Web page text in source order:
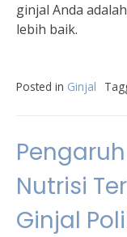
ginjal Anda
lebih baik.
Posted in Ginjal
Nutrisi
Ginjal